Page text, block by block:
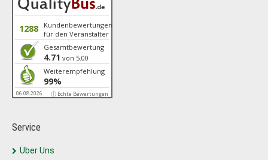
1288
Kundenbewertungen
für den Veranstalter
Gesamtbewertung
4.71 von 5.00
Weiterempfehlung
99%
06.08.2026 ⓘ Echte Bewertungen
Service
Über Uns